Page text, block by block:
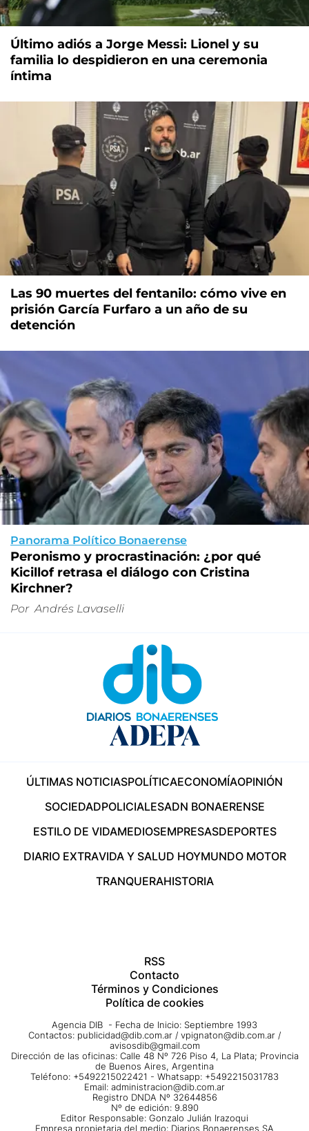
Último adiós a Jorge Messi: Lionel y su
familia lo despidieron en una ceremonia
íntima
Las 90 muertes del fentanilo: cómo vive en
prisión García Furfaro a un año de su
detención
Panorama Político Bonaerense
Peronismo y procrastinación: ¿por qué
Kicillof retrasa el diálogo con Cristina
Kirchner?
Por Andrés Lavaselli
ÚLTIMAS NOTICIASPOLÍTICAECONOMÍAOPINIÓN
SOCIEDADPOLICIALESADN BONAERENSE
ESTILO DE VIDAMEDIOSEMPRESASDEPORTES
DIARIO EXTRAVIDA Y SALUD HOYMUNDO MOTOR
TRANQUERAHISTORIA
RSS
Contacto
Términos y Condiciones
Política de cookies
Agencia DIB - Fecha de Inicio: Septiembre 1993
Contactos: publicidad@dib.com.ar / vpignaton@dib.com.ar /
avisosdib@gmail.com
Dirección de las oficinas: Calle 48 Nº 726 Piso 4, La Plata; Provincia
de Buenos Aires, Argentina
Teléfono: +5492215022421 - Whatsapp: +5492215031783
Email: administracion@dib.com.ar
Registro DNDA Nº 32644856
Nº de edición: 9.890
Editor Responsable: Gonzalo Julián Irazoqui
Empresa propietaria del medio: Diarios Bonaerenses SA